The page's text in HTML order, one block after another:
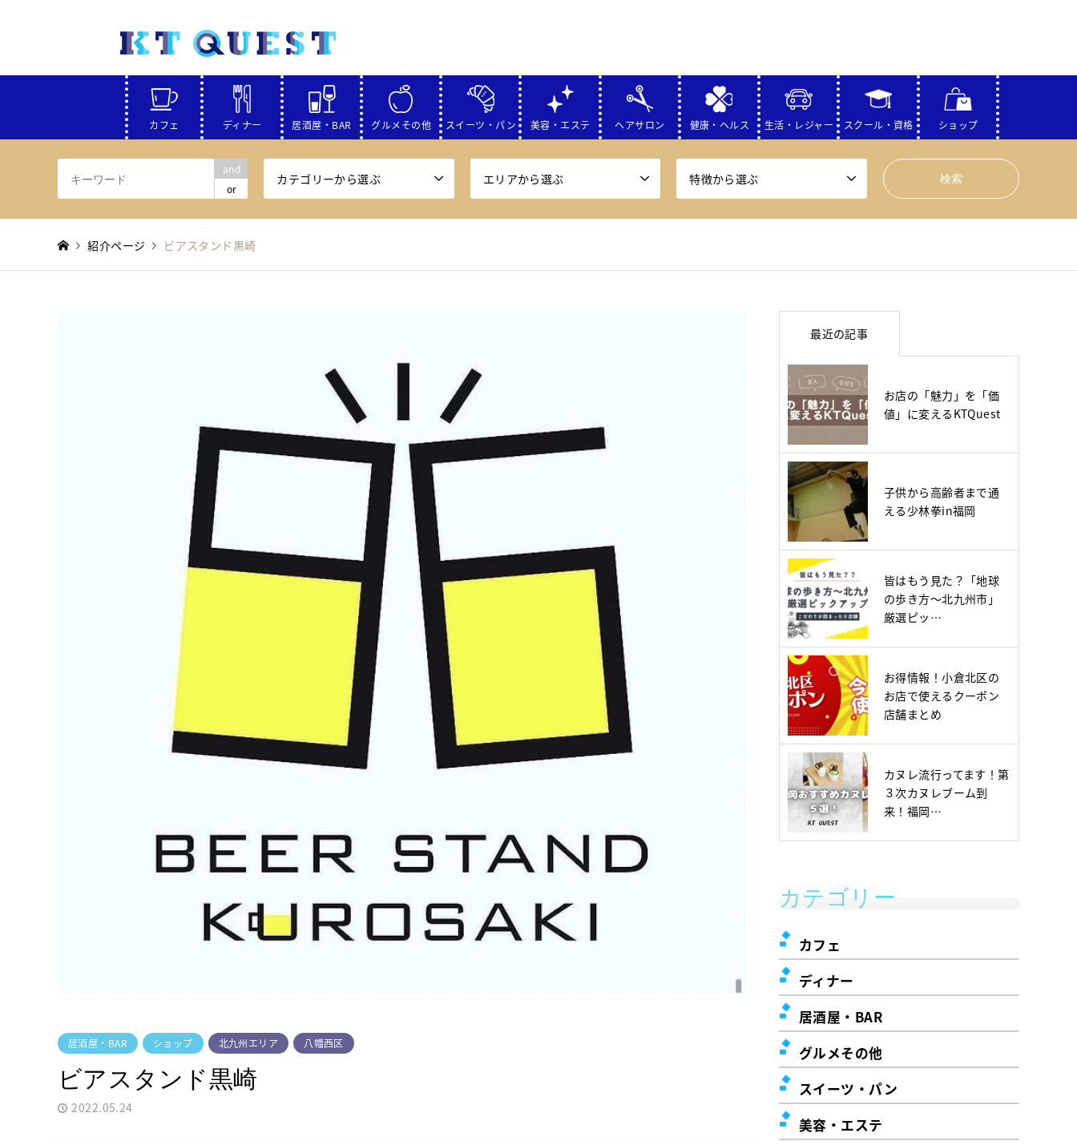
カフェ ディナー 居酒屋・BAR グルメその他 スイーツ・パン 美容・エステ ヘアサロン 健康・ヘルス 生活・レジャー スクール・資格 ショップ
and
or
カテゴリーから選ぶ エリアから選ぶ 特徴から選ぶ
紹介ページ ビアスタンド黒崎
居酒屋・BAR ショップ 北九州エリア 八幡西区
ビアスタンド黒崎
2022.05.24
最近の記事
お店の「魅力」を「価
値」に変えるKTQuest
子供から高齢者まで通
える少林拳in福岡
皆はもう見た？「地球
の歩き方～北九州市」
厳選ピッ…
お得情報！小倉北区の
お店で使えるクーポン
店舗まとめ
カヌレ流行ってます！第
３次カヌレブーム到
来！福岡…
カテゴリー
カフェ
ディナー
居酒屋・BAR
グルメその他
スイーツ・パン
美容・エステ